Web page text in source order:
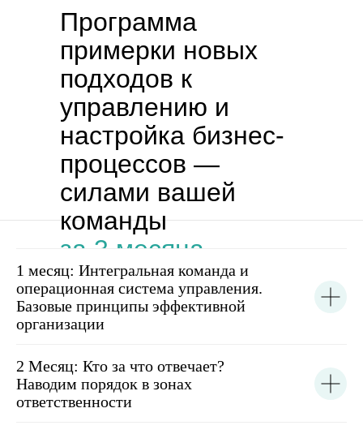
Программа
примерки новых
подходов к
управлению и
настройка бизнес-
процессов —
силами вашей
команды
за 3 месяца
1 месяц: Интегральная команда и
операционная система управления.
Базовые принципы эффективной
организации
2 Месяц: Кто за что отвечает?
Наводим порядок в зонах
ответственности